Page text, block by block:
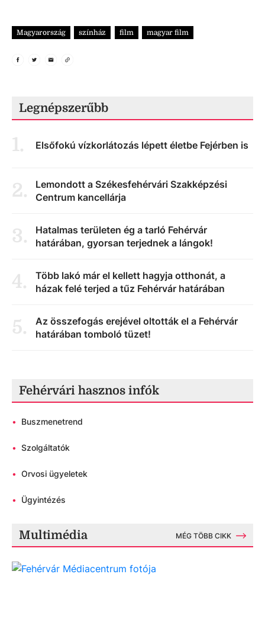
Magyarország színház film magyar film
Legnépszerűbb
1. Elsőfokú vízkorlátozás lépett életbe Fejérben is
2.
Lemondott a Székesfehérvári Szakképzési
Centrum kancellárja
3.
Hatalmas területen ég a tarló Fehérvár
határában, gyorsan terjednek a lángok!
4.
Több lakó már el kellett hagyja otthonát, a
házak felé terjed a tűz Fehérvár határában
5.
Az összefogás erejével oltották el a Fehérvár
határában tomboló tüzet!
Fehérvári hasznos infók
• Buszmenetrend
• Szolgáltatók
• Orvosi ügyeletek
• Ügyintézés
Multimédia MÉG TÖBB CIKK